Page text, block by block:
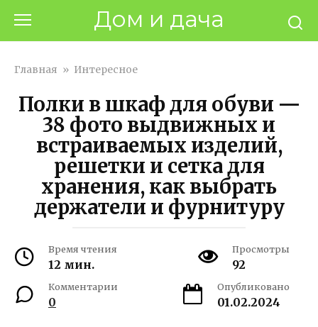
контенту
Дом и дача
Главная » Интересное
Полки в шкаф для обуви —
38 фото выдвижных и
встраиваемых изделий,
решетки и сетка для
хранения, как выбрать
держатели и фурнитуру
Время чтения
12 мин.
Просмотры
92
Комментарии
0
Опубликовано
01.02.2024